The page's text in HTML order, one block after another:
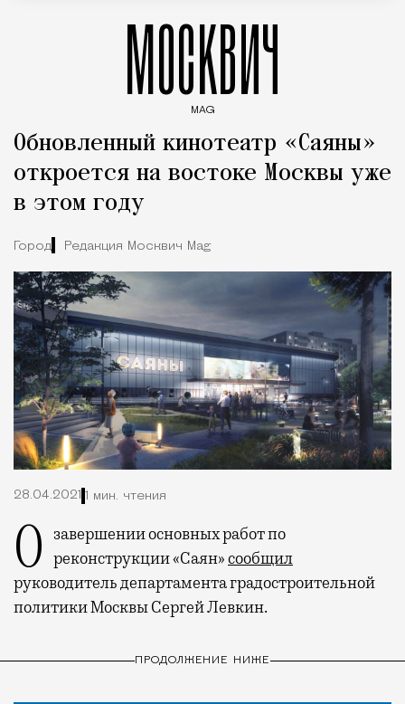
МОСКВИЧ
MAG
Обновленный кинотеатр «Саяны»
откроется на востоке Москвы уже
в этом году
Город Редакция Москвич Mag
28.04.2021 1 мин. чтения
О завершении основных работ по реконструкции «Саян»сообщил
руководитель департамента градостроительной
политики Москвы Сергей Левкин.
ПРОДОЛЖЕНИЕ НИЖЕ